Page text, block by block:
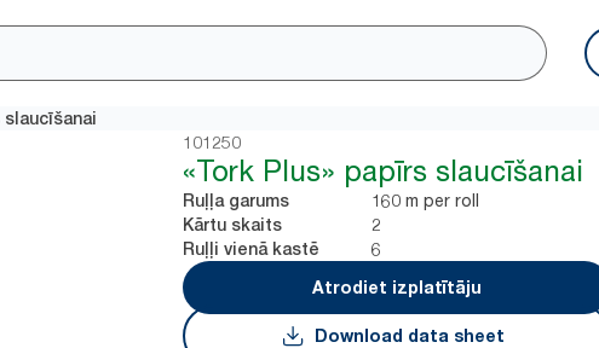
slaucīšanai
101250
«Tork Plus» papīrs slaucīšanai
Ruļļa garums 160 m per roll
Kārtu skaits 2
Ruļļi vienā kastē
6
Atrodiet izplatītāju
Download data sheet